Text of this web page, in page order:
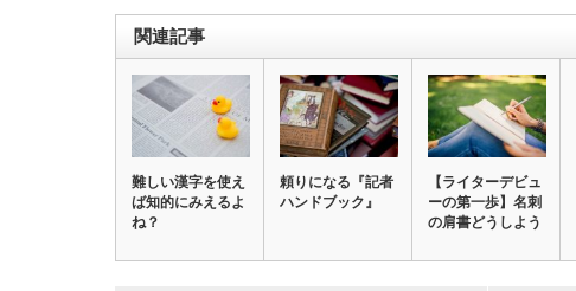
関連記事
難しい漢字を使え
ば知的にみえるよ
ね？
頼りになる『記者
ハンドブック』
【ライターデビュ
ーの第一歩】名刺
の肩書どうしよう